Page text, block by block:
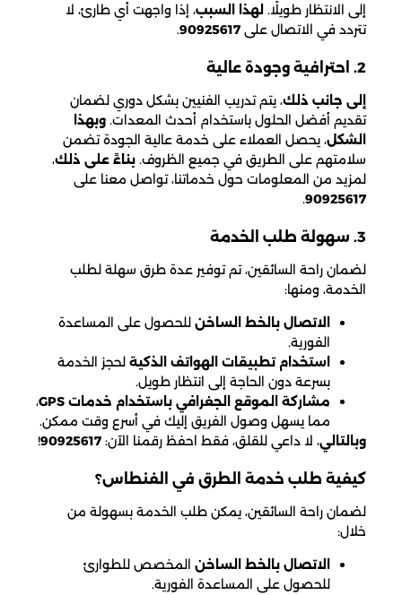
إلى الانتظار طويلًا. لهذا السبب، إذا واجهت أي طارئ، لا
تتردد في الاتصال على 90925617
.
2. احترافية وجودة عالية
إلى جانب ذلك، يتم تدريب الفنيين بشكل دوري لضمان
تقديم أفضل الحلول باستخدام أحدث المعدات. وبهذا
الشكل، يحصل العملاء على خدمة عالية الجودة تضمن
سلامتهم على الطريق في جميع الظروف. بناءً على ذلك،
لمزيد من المعلومات حول خدماتنا، تواصل معنا على
90925617
.
3. سهولة طلب الخدمة
لضمان راحة السائقين، تم توفير عدة طرق سهلة لطلب
الخدمة، ومنها:
الاتصال بالخط الساخن للحصول على المساعدة
الفورية.
استخدام تطبيقات الهواتف الذكية لحجز الخدمة
بسرعة دون الحاجة إلى انتظار طويل.
مشاركة الموقع الجغرافي باستخدام خدمات GPS
،
مما يسهل وصول الفريق إليك في أسرع وقت ممكن.
وبالتالي، لا داعي للقلق، فقط احفظ رقمنا الآن: 90925617
!
كيفية طلب خدمة الطرق في الفنطاس؟
لضمان راحة السائقين، يمكن طلب الخدمة بسهولة من
خلال:
الاتصال بالخط الساخن المخصص للطوارئ
للحصول على المساعدة الفورية.